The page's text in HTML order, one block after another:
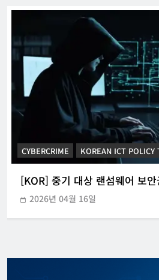
CYBERCRIME KOREAN ICT POLICY
[KOR] 중기 대상 랜섬웨어 보
2026년 04월 16일